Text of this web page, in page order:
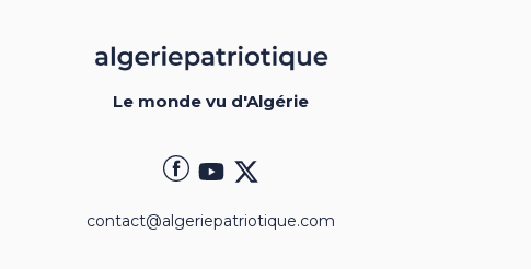
Le monde vu d'Algérie
contact@algeriepatriotique.com